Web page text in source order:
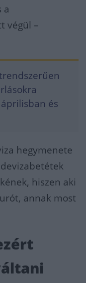
a
végül –
és
hegymenete
hiszen aki
annak most